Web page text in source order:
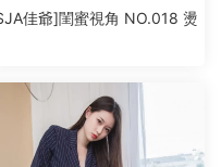
佳爺]閨蜜視角 NO.018 燙